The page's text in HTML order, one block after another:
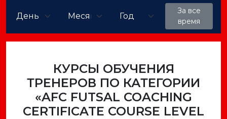
За все
время
КУРСЫ ОБУЧЕНИЯ
ТРЕНЕРОВ ПО КАТЕГОРИИ
«AFC FUTSAL COACHING
CERTIFICATE COURSE LEVEL